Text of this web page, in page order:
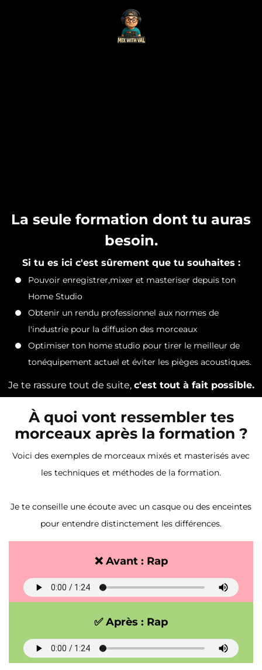
La seule formation dont tu auras
besoin.
Si tu es ici c'est sûrement que tu souhaites :
Pouvoir enregistrer,mixer et masteriser depuis ton
Home Studio
Obtenir un rendu professionnel aux normes de
l'industrie pour la diffusion des morceaux
Optimiser ton home studio pour tirer le meilleur de
tonéquipement actuel et éviter les pièges acoustiques.
Je te rassure tout de suite, c'est tout à fait possible.
À quoi vont ressembler tes
morceaux après la formation ?
Voici des exemples de morceaux mixés et masterisés avec
les techniques et méthodes de la formation.
Je te conseille une écoute avec un casque ou des enceintes
pour entendre distinctement les différences.
❌ Avant : Rap
✅ Après : Rap